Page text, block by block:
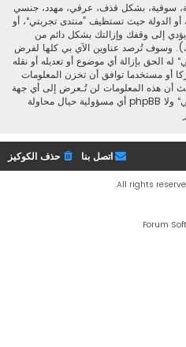
سوقية، بشكل قذف، عرقي، مهدد، جنسي
أو الدولة حيث تستظيف ”منتدى تجربتي“، أو
إلى وقفك وإزالتك بشكل دائم من
وسوف تُرصد عناوين الآي بي كلها لفرض
له الحق بإزالة أي موضوع أو تعديله أو نقله
أو مستخدما توافق أن تخزن المعلومات
أن هذه المعلومات لن تُـعرض إلى أي جهة
ثالثة دون علمك، لن يتحمل ”منتدى تجربتي“ ولا phpBB أي مسؤولية حيال محاولة
حذف الكوكيز اتصل بنا